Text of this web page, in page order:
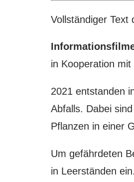
Vollständiger Text
in Kooperation
2021 entstanden
Abfalls. Dabei
Pflanzen in einer
Um gefährdeten
in Leerständen